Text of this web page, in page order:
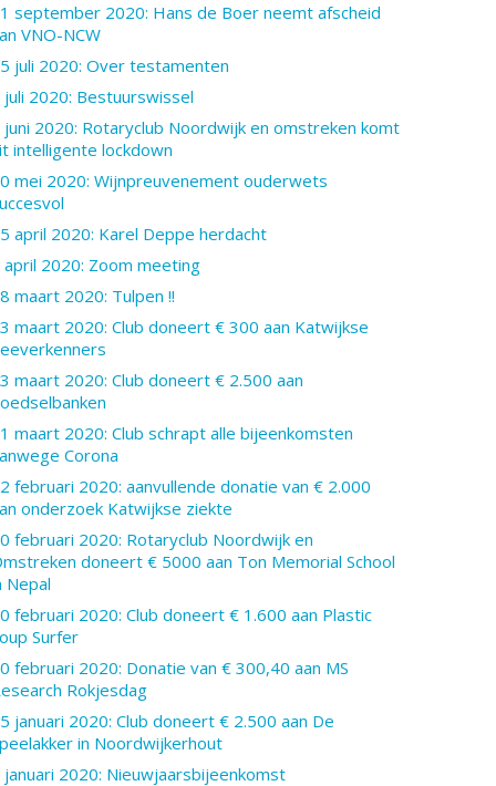
september 2020: Hans de Boer neemt afscheid
VNO-NCW
juli 2020: Over testamenten
juli 2020: Bestuurswissel
juni 2020: Rotaryclub Noordwijk en omstreken komt
intelligente lockdown
mei 2020: Wijnpreuvenement ouderwets
april 2020: Karel Deppe herdacht
april 2020: Zoom meeting
maart 2020: Tulpen !!
maart 2020: Club doneert € 300 aan Katwijkse
maart 2020: Club doneert € 2.500 aan
maart 2020: Club schrapt alle bijeenkomsten
Corona
februari 2020: aanvullende donatie van € 2.000
onderzoek Katwijkse ziekte
februari 2020: Rotaryclub Noordwijk en
doneert € 5000 aan Ton Memorial School
Nepal
februari 2020: Club doneert € 1.600 aan Plastic
Surfer
februari 2020: Donatie van € 300,40 aan MS
Rokjesdag
januari 2020: Club doneert € 2.500 aan De
in Noordwijkerhout
januari 2020: Nieuwjaarsbijeenkomst